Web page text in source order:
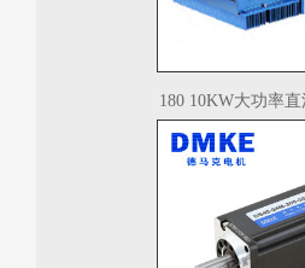
180 10KW大功率